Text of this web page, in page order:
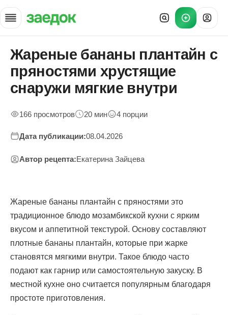
Главная
»
Рецепты
Жареные плантайн с пряностями
Жареные бананы плантайн с
пряностями хрустящие
снаружи мягкие внутри
166 просмотров 20 мин 4 порции
Дата публикации:08.04.2026
Автор рецепта:Екатерина Зайцева
Жареные бананы плантайн с пряностями это
традиционное блюдо мозамбикской кухни с ярким
вкусом и аппетитной текстурой. Основу составляют
плотные бананы плантайн, которые при жарке
становятся мягкими внутри. Такое блюдо часто
подают как гарнир или самостоятельную закуску. В
местной кухне оно считается популярным благодаря
простоте приготовления.